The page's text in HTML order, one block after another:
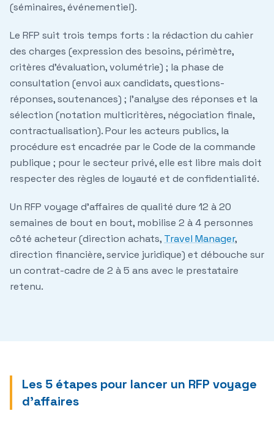
(séminaires, événementiel).
Le RFP suit trois temps forts : la rédaction du cahier
des charges (expression des besoins, périmètre,
critères d'évaluation, volumétrie) ; la phase de
consultation (envoi aux candidats, questions-
réponses, soutenances) ; l'analyse des réponses et la
sélection (notation multicritères, négociation finale,
contractualisation). Pour les acteurs publics, la
procédure est encadrée par le Code de la commande
publique ; pour le secteur privé, elle est libre mais doit
respecter des règles de loyauté et de confidentialité.
Un RFP voyage d'affaires de qualité dure 12 à 20
semaines de bout en bout, mobilise 2 à 4 personnes
côté acheteur (direction achats, Travel Manager,
direction financière, service juridique) et débouche sur
un contrat-cadre de 2 à 5 ans avec le prestataire
retenu.
Les 5 étapes pour lancer un RFP voyage
d'affaires